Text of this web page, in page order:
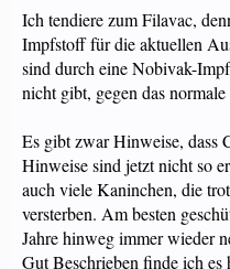
Ich tendiere zum Filavac,
Impfstoff für die aktuellen
sind durch eine Nobivak-
nicht gibt, gegen das
Es gibt zwar Hinweise, dass
Hinweise sind jetzt nicht so
auch viele Kaninchen, die
versterben. Am besten
Jahre hinweg immer wieder
Gut Beschrieben finde ich es